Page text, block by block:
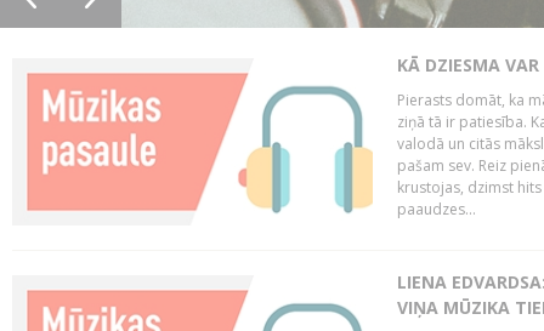
KĀ DZIESMA
Pierasts domāt, ka
ziņā tā ir patiesība.
valodā un citās
pašam sev. Reiz
krustojas, dzimst
paaudzes...
LIENA
VIŅA MŪZIKA